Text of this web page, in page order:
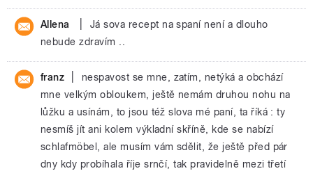
Allena
Já sova recept na spaní není a dlouho
nebude zdravím ..
franz
nespavost se mne, zatím, netýká a obchází
mne velkým obloukem, ještě nemám druhou nohu na
lůžku a usínám, to jsou též slova mé paní, ta říká : ty
nesmíš jít ani kolem výkladní skříně, kde se nabízí
schlafmöbel, ale musím vám sdělit, že ještě před pár
dny kdy probíhala říje srnčí, tak pravidelně mezi třetí